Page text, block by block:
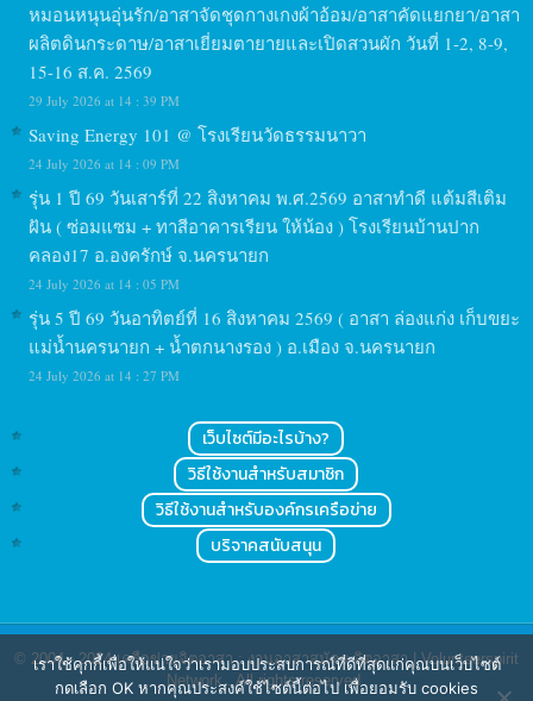
หมอนหนุนอุ่นรัก/อาสาจัดชุดกางเกงผ้าอ้อม/อาสาคัดแยกยา/อาสา
ผลิตดินกระดาษ/อาสาเยี่ยมตายายและเปิดสวนผัก วันที่ 1-2, 8-9,
15-16 ส.ค. 2569
29 July 2026 at 14 : 39 PM
Saving Energy 101 @ โรงเรียนวัดธรรมนาวา
24 July 2026 at 14 : 09 PM
รุ่น 1 ปี 69 วันเสาร์ที่ 22 สิงหาคม พ.ศ.2569 อาสาทำดี แต้มสีเติม
ฝัน ( ซ่อมแซม + ทาสีอาคารเรียน ให้น้อง ) โรงเรียนบ้านปาก
คลอง17 อ.องครักษ์ จ.นครนายก
24 July 2026 at 14 : 05 PM
รุ่น 5 ปี 69 วันอาทิตย์ที่ 16 สิงหาคม 2569 ( อาสา ล่องแก่ง เก็บขยะ
แม่น้ำนครนายก + น้ำตกนางรอง ) อ.เมือง จ.นครนายก
24 July 2026 at 14 : 27 PM
เว็บไซต์มีอะไรบ้าง?
วิธีใช้งานสำหรับสมาชิก
วิธีใช้งานสำหรับองค์กรเครือข่าย
บริจาคสนับสนุน
© 2004 - 2024เครือข่ายจิตอาสา : งานอาสาสมัคร จิตอาสา | Volunteerspirit
Network . All rights reserved.
เราใช้คุกกี้เพื่อให้แน่ใจว่าเรามอบประสบการณ์ที่ดีที่สุดแก่คุณบนเว็บไซต์
กดเลือก OK หากคุณประสงค์ใช้ไซต์นี้ต่อไป เพื่อยอมรับ cookies